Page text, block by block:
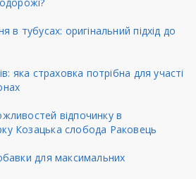
в тубусах: оригінальний підхід до
яка страховка потрібна для участі
відпочинку в
Козацька слобода Раковець
для максимальних